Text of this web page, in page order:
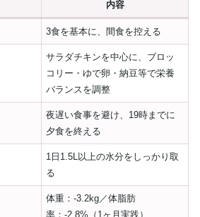
内容
3食を基本に、間食を控える
サラダチキンを中心に、ブロッ
コリー・ゆで卵・納豆等で栄養
バランスを調整
夜遅い食事を避け、19時までに
夕食を終える
1日1.5L以上の水分をしっかり取
る
体重：-3.2kg／体脂肪
率：-2.8%（1ヶ月実践）